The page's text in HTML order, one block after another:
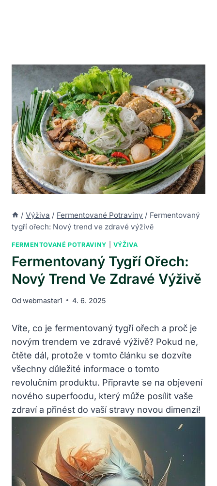
/ Výživa / Fermentované Potraviny / Fermentovaný
tygří ořech: Nový trend ve zdravé výživě
FERMENTOVANÉ POTRAVINY VÝŽIVA
Fermentovaný Tygří Ořech:
Nový Trend Ve Zdravé Výživě
Od webmaster1 4. 6. 2025
Víte, co je fermentovaný tygří ořech a proč je
novým trendem ve zdravé výživě? Pokud ne,
čtěte dál, protože v tomto článku se dozvíte
všechny důležité informace o tomto
revolučním produktu. Připravte se na objevení
nového superfoodu, který může posílit vaše
zdraví a přinést do vaší stravy novou dimenzi!